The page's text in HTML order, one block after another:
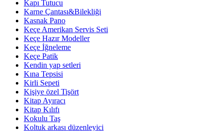
Kapı Tutucu
Karne Çantası&Bilekliği
Kasnak Pano
Keçe Amerikan Servis Seti
Keçe Hazır Modeller
Keçe İğneleme
Keçe Patik
Kendin yap setleri
Kına Tepsisi
Kirli Sepeti
Kişiye özel Tişört
Kitap Ayıracı
Kitap Kılıfı
Kokulu Taş
Koltuk arkası düzenleyici